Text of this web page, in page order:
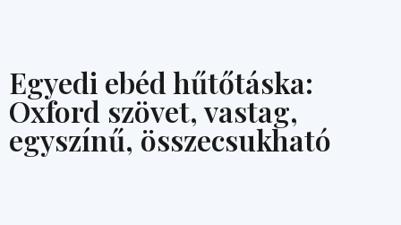
Egyedi ebéd hűtőtáska:
Oxford szövet, vastag,
egyszínű, összecsukható